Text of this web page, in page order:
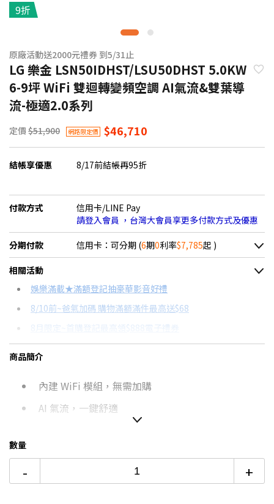
9折
原廠活動送2000元禮券 到5/31止
LG 樂金 LSN50IDHST/LSU50DHST 5.0KW
6-9坪 WiFi 雙迴轉變頻空調 AI氣流&雙葉導
流-極適2.0系列
定價 $51,900 網路限定價 $46,710
結帳享優惠 8/17前結帳再95折
付款方式
信用卡/LINE Pay
請登入會員 ，台灣大會員享更多付款方式及優惠
分期付款 信用卡：可分期 (6期0利率$7,785起 )
＊實際可分期數、適用利率，請以購物車顯示為主
信用卡分期
分期數
6期 0利率
12期
24期
每期金額
$4,164
配合銀行/業者
相關活動
娛樂滿載★滿額登記抽豪華影音好禮
8/10前~爸氣加碼 購物滿額滿件最高送$68
8月限定~首購登記最高領$888電子禮券
台灣大哥大Open Possible聯名卡滿額最高回饋25%
更多信用卡分期0利率滿額享回饋
智慧家電功能有哪些？→點我看達人教你買
熱銷冷氣機推薦→點我看達人教你買
商品簡介
內建 WiFi 模組，無需加購
AI 氣流，一鍵舒適
智慧電量管理，自主掌握能源使用
數量
- +